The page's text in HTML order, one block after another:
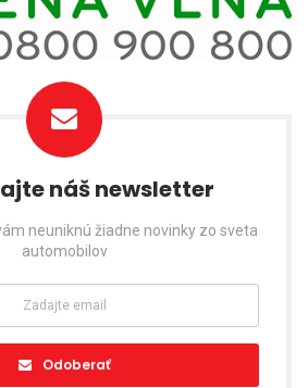
náš newsletter
neuniknú žiadne novinky zo sveta
automobilov
Odoberať